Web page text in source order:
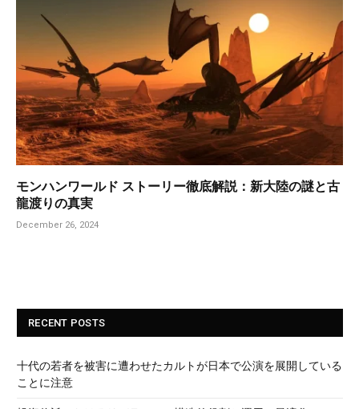
モンハンワールド ストーリー徹底解説：新大陸の謎と古
龍渡りの真実
December 26, 2024
RECENT POSTS
十代の若者を被害に遭わせたカルトが日本で公演を展開している
ことに注意